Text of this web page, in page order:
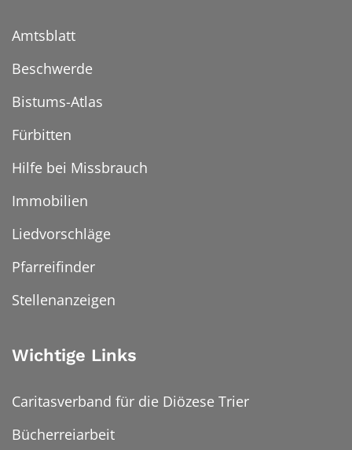
Amtsblatt
Beschwerde
Bistums-Atlas
Fürbitten
Hilfe bei Missbrauch
Immobilien
Liedvorschläge
Pfarreifinder
Stellenanzeigen
Wichtige Links
Caritasverband für die Diözese Trier
Bücherreiarbeit